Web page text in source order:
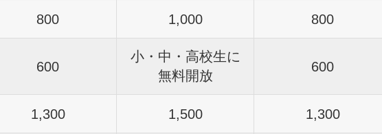
800 1,000 800
600
小・中・高校生に
無料開放
600
1,300 1,500 1,300